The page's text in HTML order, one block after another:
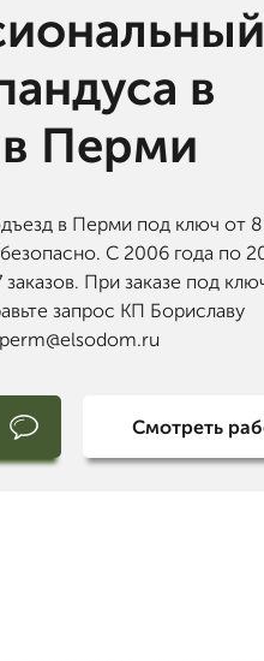
в
Перми
в Перми под ключ от
С 2006 года по
При заказе под
запрос КП Бориславу
Смотреть